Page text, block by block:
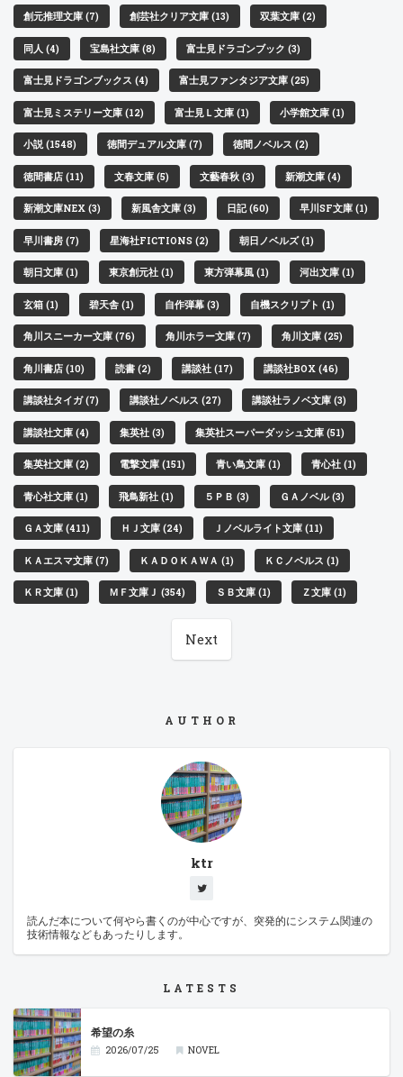
創元推理文庫 (7) 創芸社クリア文庫 (13) 双葉文庫 (2)
同人 (4) 宝島社文庫 (8) 富士見ドラゴンブック (3)
富士見ドラゴンブックス (4) 富士見ファンタジア文庫 (25)
富士見ミステリー文庫 (12) 富士見Ｌ文庫 (1) 小学館文庫 (1)
小説 (1548) 徳間デュアル文庫 (7) 徳間ノベルス (2)
徳間書店 (11) 文春文庫 (5) 文藝春秋 (3) 新潮文庫 (4)
新潮文庫NEX (3) 新風舎文庫 (3) 日記 (60) 早川SF文庫 (1)
早川書房 (7) 星海社FICTIONS (2) 朝日ノベルズ (1)
朝日文庫 (1) 東京創元社 (1) 東方弾幕風 (1) 河出文庫 (1)
玄箱 (1) 碧天舎 (1) 自作弾幕 (3) 自機スクリプト (1)
角川スニーカー文庫 (76) 角川ホラー文庫 (7) 角川文庫 (25)
角川書店 (10) 読書 (2) 講談社 (17) 講談社BOX (46)
講談社タイガ (7) 講談社ノベルス (27) 講談社ラノベ文庫 (3)
講談社文庫 (4) 集英社 (3) 集英社スーパーダッシュ文庫 (51)
集英社文庫 (2) 電撃文庫 (151) 青い鳥文庫 (1) 青心社 (1)
青心社文庫 (1) 飛鳥新社 (1) ５ＰＢ (3) ＧＡノベル (3)
ＧＡ文庫 (411) ＨＪ文庫 (24) Ｊノベルライト文庫 (11)
ＫＡエスマ文庫 (7) ＫＡＤＯＫＡＷＡ (1) ＫＣノベルス (1)
ＫＲ文庫 (1) ＭＦ文庫Ｊ (354) ＳＢ文庫 (1) Ｚ文庫 (1)
Next
AUTHOR
ktr
読んだ本について何やら書くのが中心ですが、突発的にシステム関連の
技術情報などもあったりします。
LATESTS
希望の糸
2026/07/25 NOVEL